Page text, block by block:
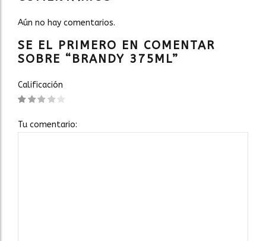
Aún no hay comentarios.
SE EL PRIMERO EN COMENTAR
SOBRE “BRANDY 375ML”
Calificación
Tu comentario: